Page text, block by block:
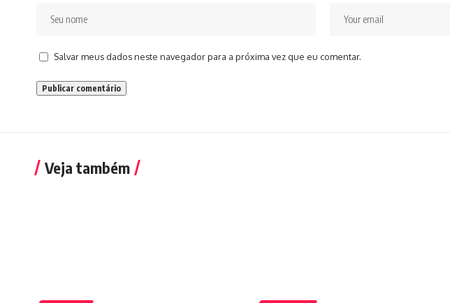
Salvar meus dados neste navegador para a próxima vez que eu comentar.
Veja também